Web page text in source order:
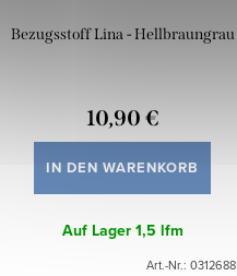
Bezugsstoff Lina - Hellbraungrau
10,90 €
IN DEN WARENKORB
Auf Lager1,5 lfm
Art.-Nr.: 0312688